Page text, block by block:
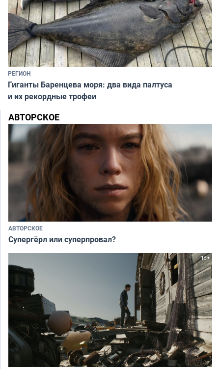
РЕГИОН
Гиганты Баренцева моря: два вида палтуса
и их рекордные трофеи
АВТОРСКОЕ
АВТОРСКОЕ
Супергёрл или суперпровал?